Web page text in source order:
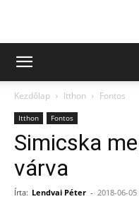
Kezdőlap Itthon Fontos
Itthon Fontos
Simicska
várva
Írta: Lendvai Péter - 2018-06-05